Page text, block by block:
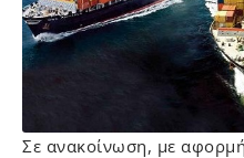
Σε ανακοίνωση, με